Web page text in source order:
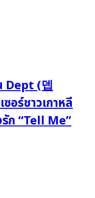
Dept (뎁
อร์ชาวเกาหลี
ก “Tell Me”